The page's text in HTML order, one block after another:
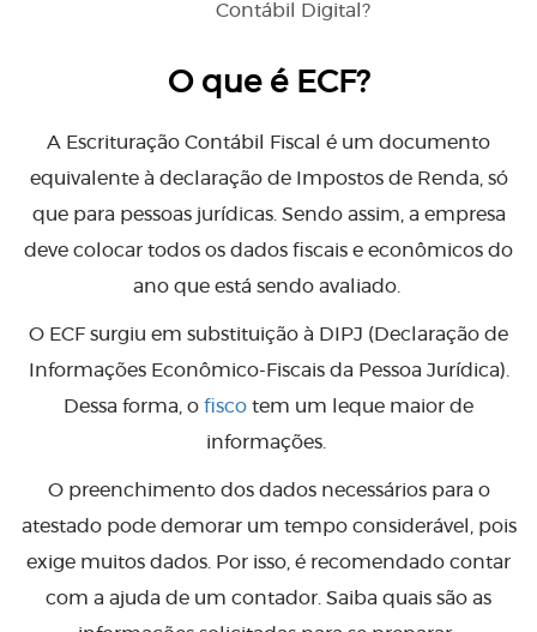
Contábil Digital?
O que é ECF?
A Escrituração Contábil Fiscal é um documento
equivalente à declaração de Impostos de Renda, só
que para pessoas jurídicas. Sendo assim, a empresa
deve colocar todos os dados fiscais e econômicos do
ano que está sendo avaliado.
O ECF surgiu em substituição à DIPJ (Declaração de
Informações Econômico-Fiscais da Pessoa Jurídica).
Dessa forma, o fisco tem um leque maior de
informações.
O preenchimento dos dados necessários para o
atestado pode demorar um tempo considerável, pois
exige muitos dados. Por isso, é recomendado contar
com a ajuda de um contador. Saiba quais são as